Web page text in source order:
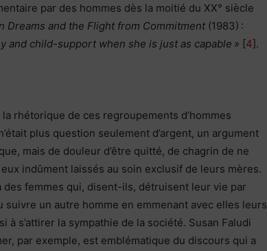
par des hommes dès la moitié du XX° siècle
Dreams and the Flight from Commitment (1983) :
and child-support when she is just as capable » [4].
rhétorique de ces regroupements d’hommes
plus question seulement d’argent, un argument
mais de douleur d’être quitté, de chagrin de ne
indûment laissés au soin exclusif de leurs mères.
des femmes qui, disent-ils, détruisent leur vie par
un autre homme en emmenant avec elles leurs
s’attirer la sympathie de la société. Susan Faludi
par exemple, est emblématique du discours qui a